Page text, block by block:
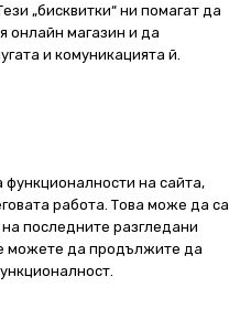
„бисквитки“ ни помагат да
онлайн магазин и да
и комуникацията й.
функционалности на сайта,
работа. Това може да са
последните разгледани
можете да продължите да